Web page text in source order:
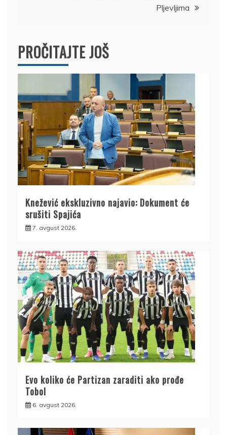
Pljevljima
PROČITAJTE JOŠ
Knežević ekskluzivno najavio: Dokument će
srušiti Spajića
7. avgust 2026.
Evo koliko će Partizan zaraditi ako prođe
Tobol
6. avgust 2026.